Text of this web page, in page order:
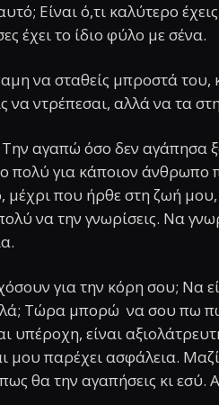
Είναι ό,τι καλύτερο
έχει το ίδιο φύλο με σένα.
να σταθείς μπροστά του,
να ντρέπεσαι, αλλά να τα
αγαπώ όσο δεν αγάπησα
πολύ για κάποιον άνθρωπο
μέχρι που ήρθε στη ζωή
να την γνωρίσεις. Να
για την κόρη σου; Να
Τώρα μπορώ να σου πω
υπέροχη, είναι
μου παρέχει ασφάλεια.
θα την αγαπήσεις κι εσύ.